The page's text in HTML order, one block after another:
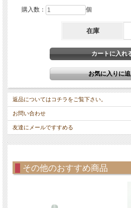
購入数： 個
在庫
返品についてはコチラをご覧下さい。
お問い合わせ
友達にメールですすめる
その他のおすすめ商品